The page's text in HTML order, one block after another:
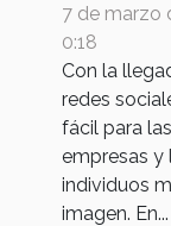
una
para
su
7 de marzo
0:18
Con la
redes
fácil para las
empresas y
individuos
imagen. En...